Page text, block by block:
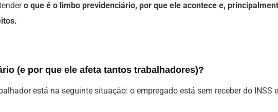
o que é o limbo previdenciário, por que ele acontece e,
(e por que ele afeta tantos trabalhadores)?
está na seguinte situação: o empregado está sem receber do INSS e